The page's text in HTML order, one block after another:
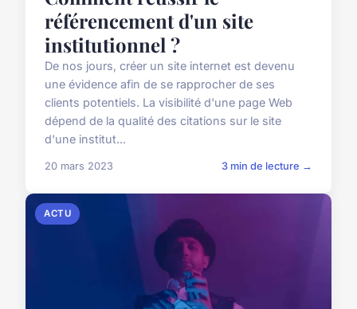
référencement d'un site
institutionnel ?
De nos jours, créer un site internet est devenu
une évidence afin de se rapprocher de ses
clients potentiels. La visibilité d'une page Web
dépend de la qualité des citations sur le site
d'une institut...
20 mars 2023 3 min de lecture →
ACTU